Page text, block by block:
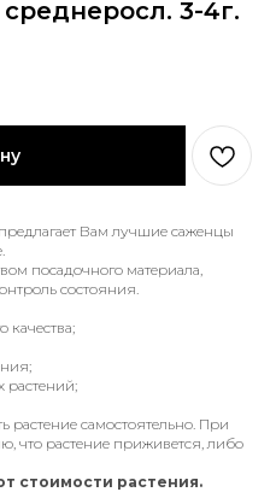
3-4г.
предлагает Вам лучшие саженцы
посадочного материала,
состояния.
качества;
растение самостоятельно. При
что растение приживется, либо
стоимости растения.